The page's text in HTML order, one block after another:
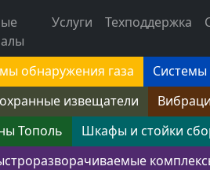
Услуги Техподдержка
обнаружения газа
извещатели
Тополь
Шкафы и стойки